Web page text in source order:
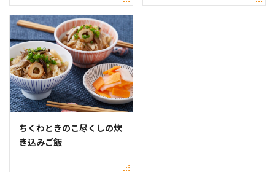
ちくわときのこ尽くしの炊
き込みご飯